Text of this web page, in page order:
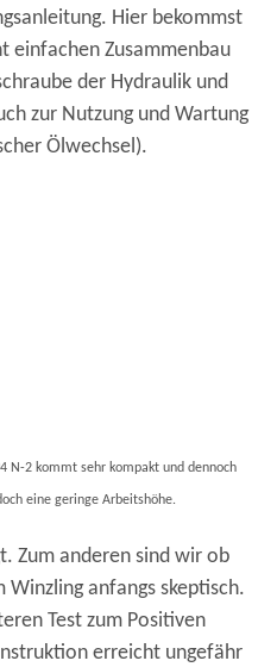
Hier bekommst
einfachen Zusammenbau
der Hydraulik und
zur Nutzung und Wartung
Ölwechsel).
N-2 kommt sehr kompakt und dennoch
eine geringe Arbeitshöhe.
Zum anderen sind wir ob
Winzling anfangs skeptisch.
Test zum Positiven
erreicht ungefähr